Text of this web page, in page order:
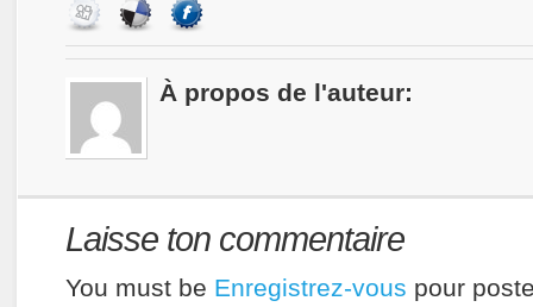
À propos de l'auteur:
Laisse ton commentaire
You must be Enregistrez-vous pour